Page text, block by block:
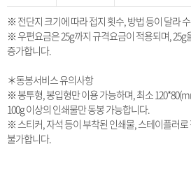
※ 전단지 크기에 따라 접지 횟수, 방법 등이 달라
※ 우편요금은 25g까지 규격요금이 적용되며, 25g
증가합니다.
＊동봉서비스 유의사항
※ 봉투형, 봉입형만 이용 가능하며, 최소
100g 이상의 인쇄물만 동봉 가능합니다.
※ 스티커, 자석 등이 부착된 인쇄물, 스테이플러
불가합니다.